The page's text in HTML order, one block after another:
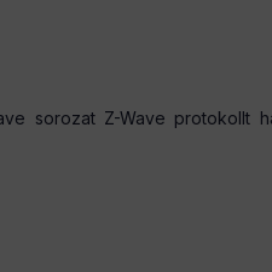
sorozat Z-Wave protokollt